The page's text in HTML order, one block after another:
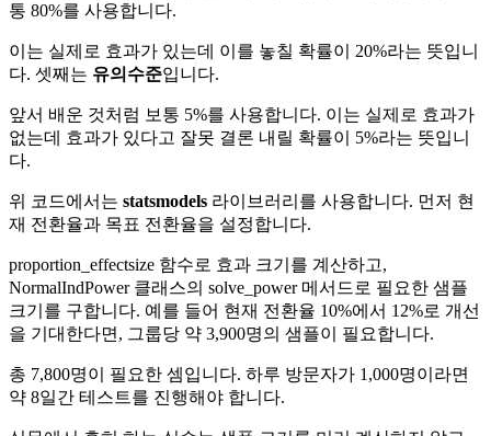
통 80%를 사용합니다.
이는 실제로 효과가 있는데 이를 놓칠 확률이 20%라는 뜻입니
다. 셋째는 유의수준입니다.
앞서 배운 것처럼 보통 5%를 사용합니다. 이는 실제로 효과가
없는데 효과가 있다고 잘못 결론 내릴 확률이 5%라는 뜻입니
다.
위 코드에서는 statsmodels 라이브러리를 사용합니다. 먼저 현
재 전환율과 목표 전환율을 설정합니다.
proportion_effectsize 함수로 효과 크기를 계산하고,
NormalIndPower 클래스의 solve_power 메서드로 필요한 샘플
크기를 구합니다. 예를 들어 현재 전환율 10%에서 12%로 개선
을 기대한다면, 그룹당 약 3,900명의 샘플이 필요합니다.
총 7,800명이 필요한 셈입니다. 하루 방문자가 1,000명이라면
약 8일간 테스트를 진행해야 합니다.